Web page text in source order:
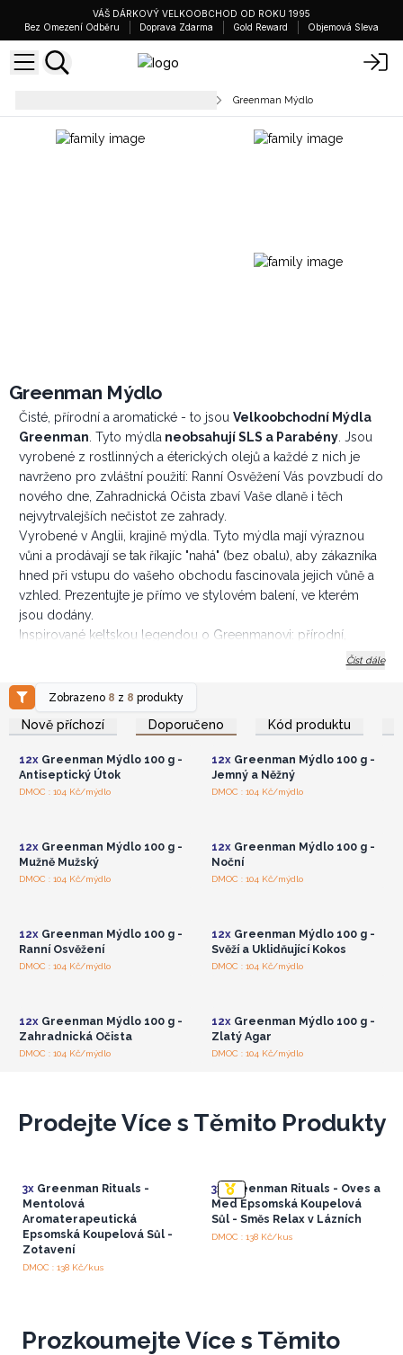
VÁŠ DÁRKOVÝ VELKOOBCHOD OD ROKU 1995
Bez Omezení Odběru
Doprava Zdarma Gold Reward Objemová Sleva
Greenman Mýdlo
Greenman Mýdlo
Čisté, přírodní a aromatické - to jsou Velkoobchodní Mýdla
Greenman. Tyto mýdlaneobsahují SLS a Parabény. Jsou
vyrobené z rostlinných a éterických olejů a každé z nich je
navrženo pro zvláštní použití: Ranní Osvěžení Vás povzbudí do
nového dne, Zahradnická Očista zbaví Vaše dlaně i těch
nejvytrvalejších nečistot ze zahrady.
Vyrobené v Anglii, krajině mýdla. Tyto mýdla mají výraznou
vůni a prodávají se tak říkajíc "nahá" (bez obalu), aby zákazníka
hned při vstupu do vašeho obchodu fascinovala jejich vůně a
vzhled. Prezentujte je přímo ve stylovém balení, ve kterém
jsou dodány.
Inspirované keltskou legendou o Greenmanovi: přírodní,
zemité a živé - zrozené v mlze lesa. Jsou vyrobené ručně,
Zhotovené z obnovitelného palmového oleje, rostlinných a
éterických olejů, přemění tyto mýdla Vaše ranní mytí na
očistný rituál. Greenman bude držet svou ochrannou ruku nad
Vámi a Vaší rodinou.
* bez SLS a Parabénů * Ručně vyrobené v Anglii * s
přídavkem éterických a rostlinných olejů *
Číst dále
Zobrazeno 8 z 8 produkty
Nově příchozí Doporučeno Kód produktu
Přihlaste se nebo se
zaregistrujte pro
velkoobchodní ceny
12xGreenman Mýdlo 100 g -
Antiseptický Útok
DMOC : 104 Kč/mýdlo
zaregistrujte pro
velkoobchodní ceny
12xGreenman Mýdlo 100 g -
Jemný a Něžný
DMOC : 104 Kč/mýdlo
Přihlaste se nebo se
12xGreenman Mýdlo 100 g -
Mužně Mužský
DMOC : 104 Kč/mýdlo
Přihlaste se nebo se
12xGreenman Mýdlo 100 g -
Noční
DMOC : 104 Kč/mýdlo
Přihlaste se nebo se
12xGreenman Mýdlo 100 g -
Ranní Osvěžení
DMOC : 104 Kč/mýdlo
Přihlaste se nebo se
12xGreenman Mýdlo 100 g -
Svěží a Uklidňující Kokos
DMOC : 104 Kč/mýdlo
Přihlaste se nebo se
12xGreenman Mýdlo 100 g -
Zahradnická Očista
DMOC : 104 Kč/mýdlo
Přihlaste se nebo se
12xGreenman Mýdlo 100 g -
Zlatý Agar
DMOC : 104 Kč/mýdlo
Prodejte Více s Těmito Produkty
3xGreenman Rituals -
Mentolová
Aromaterapeutická
Epsomská Koupelová Sůl -
Zotavení
DMOC : 138 Kč/kus
3x Greenman Rituals - Oves a
Med Epsomská Koupelová
Sůl - Směs Relax v Lázních
DMOC : 138 Kč/kus
Prozkoumejte Více s Těmito